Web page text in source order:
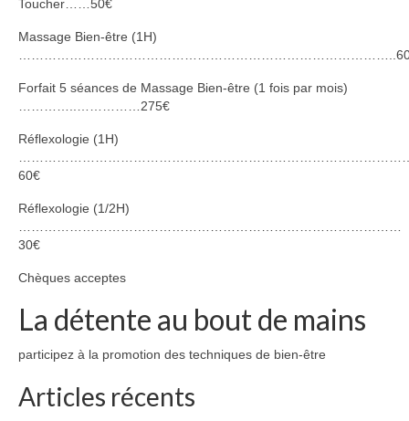
Toucher……50€
Massage Bien-être (1H)
Forfait 5 séances de Massage Bien-être (1 fois par mois)
…………..……………275€
Réflexologie (1H)
60€
Réflexologie (1/2H)
30€
Chèques acceptes
La détente au bout de mains
participez à la promotion des techniques de bien-être
Articles récents